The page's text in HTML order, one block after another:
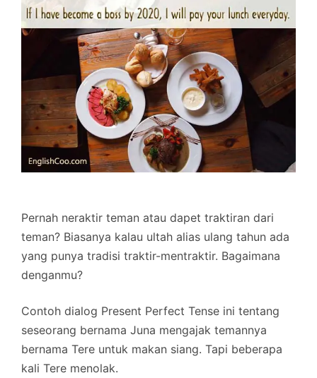
Pernah neraktir teman atau dapet traktiran dari
teman? Biasanya kalau ultah alias ulang tahun ada
yang punya tradisi traktir-mentraktir. Bagaimana
denganmu?
Contoh dialog Present Perfect Tense ini tentang
seseorang bernama Juna mengajak temannya
bernama Tere untuk makan siang. Tapi beberapa
kali Tere menolak.